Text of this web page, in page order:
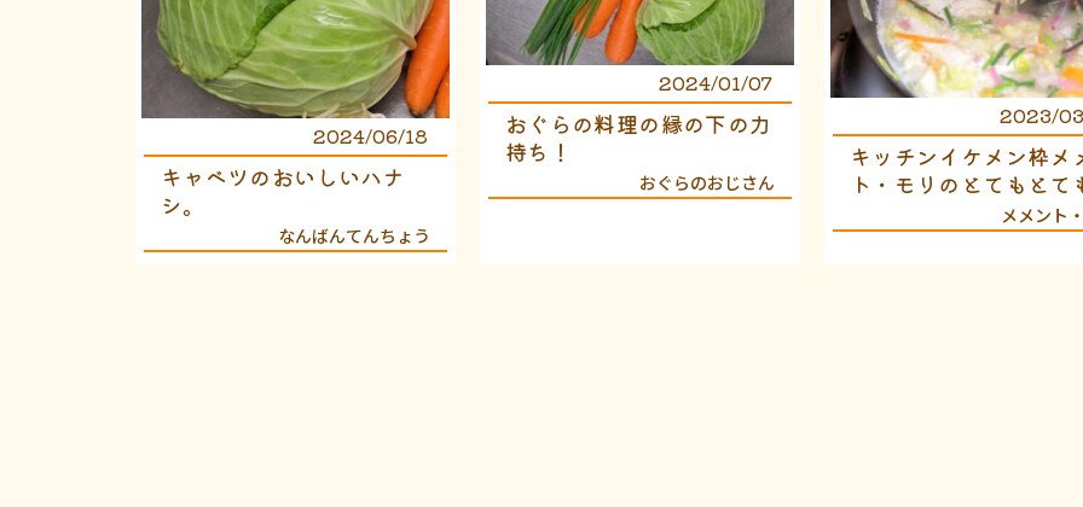
2024/06/18
キャベツのおいしいハナ
シ。
なんばんてんちょう
2024/01/07
おぐらの料理の縁の下の力
持ち！
おぐらのおじさん
2023/
キッチンイケメン枠メ
ト・モリのとてもとて
めでたい㊗️初投稿メメント